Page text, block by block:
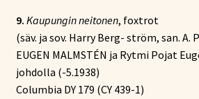
9. Kaupungin neitonen, foxtrot
(säv. ja sov. Harry Berg- ström, san. A.
EUGEN MALMSTÉN ja Rytmi Pojat
johdolla (-5.1938)
Columbia DY 179 (CY 439-1)